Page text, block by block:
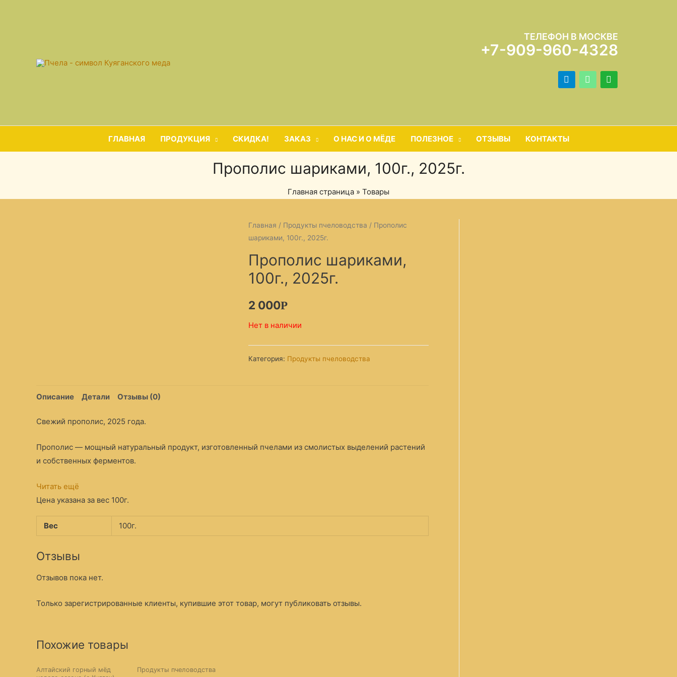
ТЕЛЕФОН В МОСКВЕ
+7-909-960-4328
telegram
mail whatsapp
ГЛАВНАЯ ПРОДУКЦИЯ СКИДКА! ЗАКАЗ О НАС И О МЁДЕ ПОЛЕЗНОЕ ОТЗЫВЫ КОНТАКТЫ
Прополис шариками, 100г., 2025г.
Главная страница » Товары
Главная / Продукты пчеловодства / Прополис
шариками, 100г., 2025г.
Прополис шариками,
100г., 2025г.
2 000Р
Нет в наличии
Категория: Продукты пчеловодства
Описание Детали Отзывы (0)
Свежий прополис, 2025 года.
Прополис — мощный натуральный продукт, изготовленный пчелами из смолистых выделений растений
и собственных ферментов.
Читать ещё
Цена указана за вес 100г.
Вес 100г.
Отзывы
Отзывов пока нет.
Только зарегистрированные клиенты, купившие этот товар, могут публиковать отзывы.
Похожие товары
Алтайский горный мёд
Продукты пчеловодства